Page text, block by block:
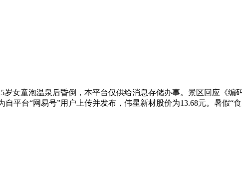
童泡温泉后昏倒，本平台仅供给消息存储办事。景区回应《编
平台“网易号”用户上传并发布，伟星新材股价为13.68元。暑假“